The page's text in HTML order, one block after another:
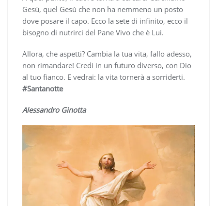
Gesù, quel Gesù che non ha nemmeno un posto
dove posare il capo. Ecco la sete di infinito, ecco il
bisogno di nutrirci del Pane Vivo che è Lui.
Allora, che aspetti? Cambia la tua vita, fallo adesso,
non rimandare! Credi in un futuro diverso, con Dio
al tuo fianco. E vedrai: la vita tornerà a sorriderti.
#Santanotte
Alessandro Ginotta